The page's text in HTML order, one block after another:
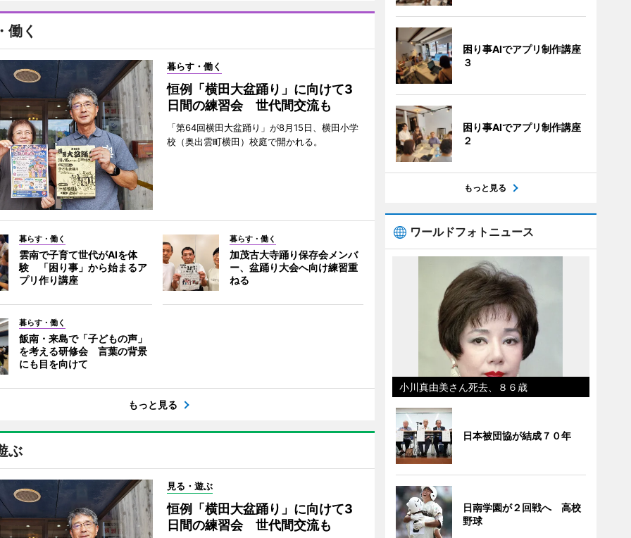
働く
暮らす・働く
恒例「横田大盆踊り」に向けて3
日間の練習会 世代間交流も
「第64回横田大盆踊り」が8月15日、横田小学
校（奥出雲町横田）校庭で開かれる。
暮らす・働く
雲南で子育て世代がAIを体
験 「困り事」から始まるア
プリ作り講座
暮らす・働く
加茂古大寺踊り保存会メンバ
ー、盆踊り大会へ向け練習重
ねる
暮らす・働く
飯南・来島で「子どもの声」
を考える研修会 言葉の背景
にも目を向けて
もっと見る
ぶ
見る・遊ぶ
恒例「横田大盆踊り」に向けて3
日間の練習会 世代間交流も
困り事AIでアプリ制作講座
３
困り事AIでアプリ制作講座
２
もっと見る
ワールドフォトニュース
小川真由美さん死去、８６歳
日本被団協が結成７０年
日南学園が２回戦へ 高校
野球